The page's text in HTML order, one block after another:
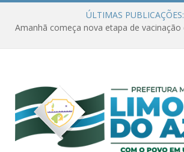
ÚLTIMAS PUBLICAÇÕES: